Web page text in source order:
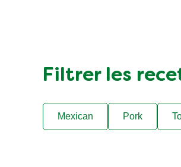
Filtrer les
Mexican Pork